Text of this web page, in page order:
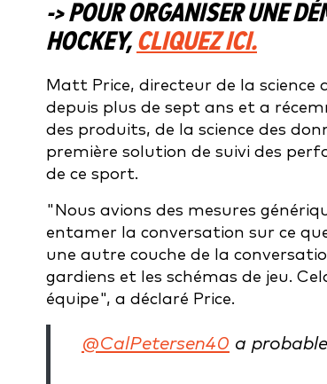
-> POUR ORGANISER UNE
HOCKEY, CLIQUEZ ICI.
Matt Price, directeur de la
depuis plus de sept ans et a
des produits, de la science des
première solution de suivi des
de ce sport.
"Nous avions des mesures
entamer la conversation sur ce
une autre couche de la
gardiens et les schémas de jeu.
équipe", a déclaré Price.
@CalPetersen40 a